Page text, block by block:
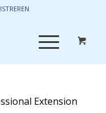
Extension